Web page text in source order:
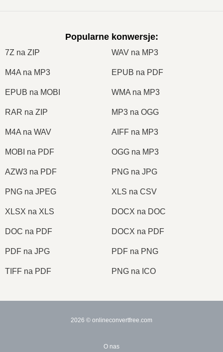
Popularne konwersje:
7Z na ZIP WAV na MP3
M4A na MP3 EPUB na PDF
EPUB na MOBI WMA na MP3
RAR na ZIP MP3 na OGG
M4A na WAV AIFF na MP3
MOBI na PDF OGG na MP3
AZW3 na PDF PNG na JPG
PNG na JPEG XLS na CSV
XLSX na XLS DOCX na DOC
DOC na PDF DOCX na PDF
PDF na JPG PDF na PNG
TIFF na PDF PNG na ICO
2026 © onlineconvertfree.com
O nas